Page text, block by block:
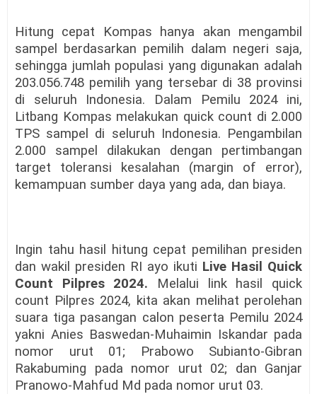
Hitung cepat Kompas hanya akan mengambil
sampel berdasarkan pemilih dalam negeri saja,
sehingga jumlah populasi yang digunakan adalah
203.056.748 pemilih yang tersebar di 38 provinsi
di seluruh Indonesia. Dalam Pemilu 2024 ini,
Litbang Kompas melakukan quick count di 2.000
TPS sampel di seluruh Indonesia. Pengambilan
2.000 sampel dilakukan dengan pertimbangan
target toleransi kesalahan (margin of error),
kemampuan sumber daya yang ada, dan biaya.
Ingin tahu hasil hitung cepat pemilihan presiden
dan wakil presiden RI ayo ikuti Live Hasil Quick
Count Pilpres 2024. Melalui link hasil quick
count Pilpres 2024, kita akan melihat perolehan
suara tiga pasangan calon peserta Pemilu 2024
yakni Anies Baswedan-Muhaimin Iskandar pada
nomor urut 01; Prabowo Subianto-Gibran
Rakabuming pada nomor urut 02; dan Ganjar
Pranowo-Mahfud Md pada nomor urut 03.